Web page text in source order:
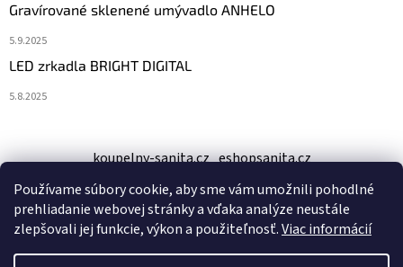
Používame súbory cookie, aby sme vám umožnili pohodlné
prehliadanie webovej stránky a vďaka analýze neustále
zlepšovali jej funkcie, výkon a použiteľnosť.Viac informácií
Gravírované sklenené umývadlo ANHELO
5.9.2025
LED zrkadla BRIGHT DIGITAL
5.8.2025
koupelny-sanita.cz eshopsanita.cz